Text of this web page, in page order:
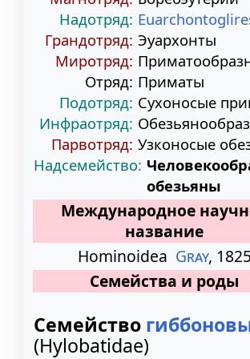
Надотряд:
Грандотряд: Эуархонты
Миротряд:
Отряд: Приматы
Подотряд: Сухоносые
Инфраотряд:
Парвотряд: Узконосые
Надсемейство:
обезьяны
Международное
название
Hominoidea Gray, 1825
Семейства и роды
Семейство
(Hylobatidae)